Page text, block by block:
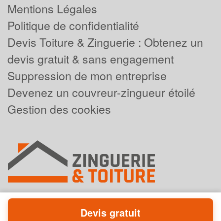
Mentions Légales
Politique de confidentialité
Devis Toiture & Zinguerie : Obtenez un
devis gratuit & sans engagement
Suppression de mon entreprise
Devenez un couvreur-zingueur étoilé
Gestion des cookies
Devis gratuit